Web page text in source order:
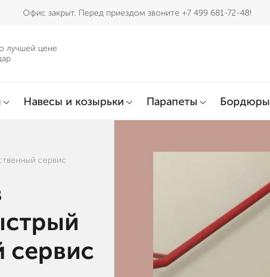
Офис закрыт. Перед приездом звоните +7 499 681-72-48!
лучшей цене
Навесы и козырьки Парапеты Бордюры
сервис
сервис